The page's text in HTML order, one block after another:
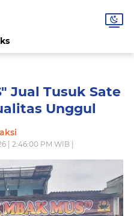
Jual Tusuk Sate
Unggul
| 2:46:00 PM WIB |